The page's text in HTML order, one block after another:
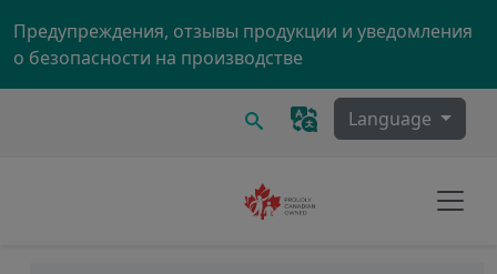
Предупреждения, отзывы продукции и уведомления
о безопасности на производстве
Поиск Language